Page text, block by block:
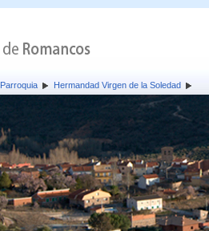
Parroquia Hermandad Virgen de la Soledad